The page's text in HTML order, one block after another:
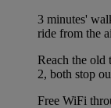
3 minutes'
ride from the
Reach the old
2, both stop
Free WiFi